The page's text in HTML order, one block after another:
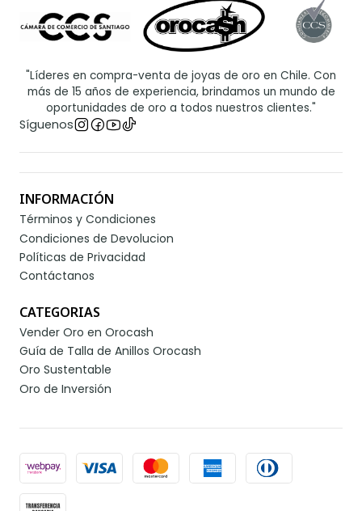
"Líderes en compra-venta de joyas de oro en Chile. Con
más de 15 años de experiencia, brindamos un mundo de
oportunidades de oro a todos nuestros clientes."
Síguenos
INFORMACIÓN
Términos y Condiciones
Condiciones de Devolucion
Políticas de Privacidad
Contáctanos
CATEGORIAS
Vender Oro en Orocash
Guía de Talla de Anillos Orocash
Oro Sustentable
Oro de Inversión